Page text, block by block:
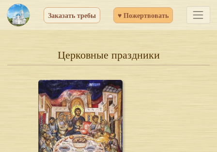
Заказать требы ♥ Пожертвовать
Церковные праздники